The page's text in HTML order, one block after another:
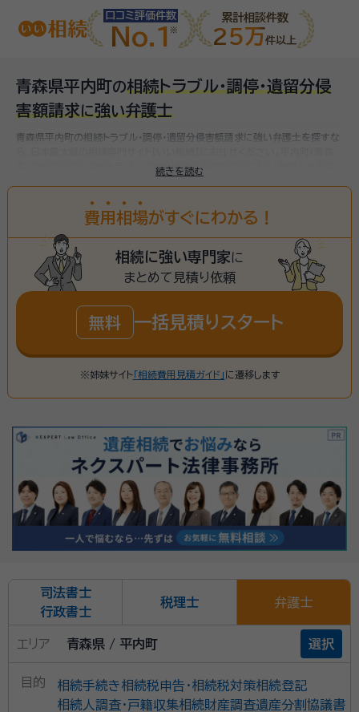
口コミ評価件数
No.1
累計相談件数
25万件以上
青森県平内町の相続トラブル・調停・遺留分侵
害額請求に強い弁護士
続きを読む
青森県平内町の相続トラブル・調停・遺留分侵害額請求に強い弁護士を探すな
県)で対応可能な相続トラブル・調停・遺留分侵害額請求に強い弁護士をお探し
費 用 相 場がすぐにわかる！
相続に強い専門家に
まとめて見積り依頼
無料 一括見積りスタート
※姉妹サイト「相続費用見積ガイド」 に遷移します
司法書士
行政書士
税理士 弁護士
エリア 青森県 / 平内町 選択
目的 相続手続き相続税申告・相続税対策相続登記
相続人調査・戸籍収集相続財産調査遺産分割協議書